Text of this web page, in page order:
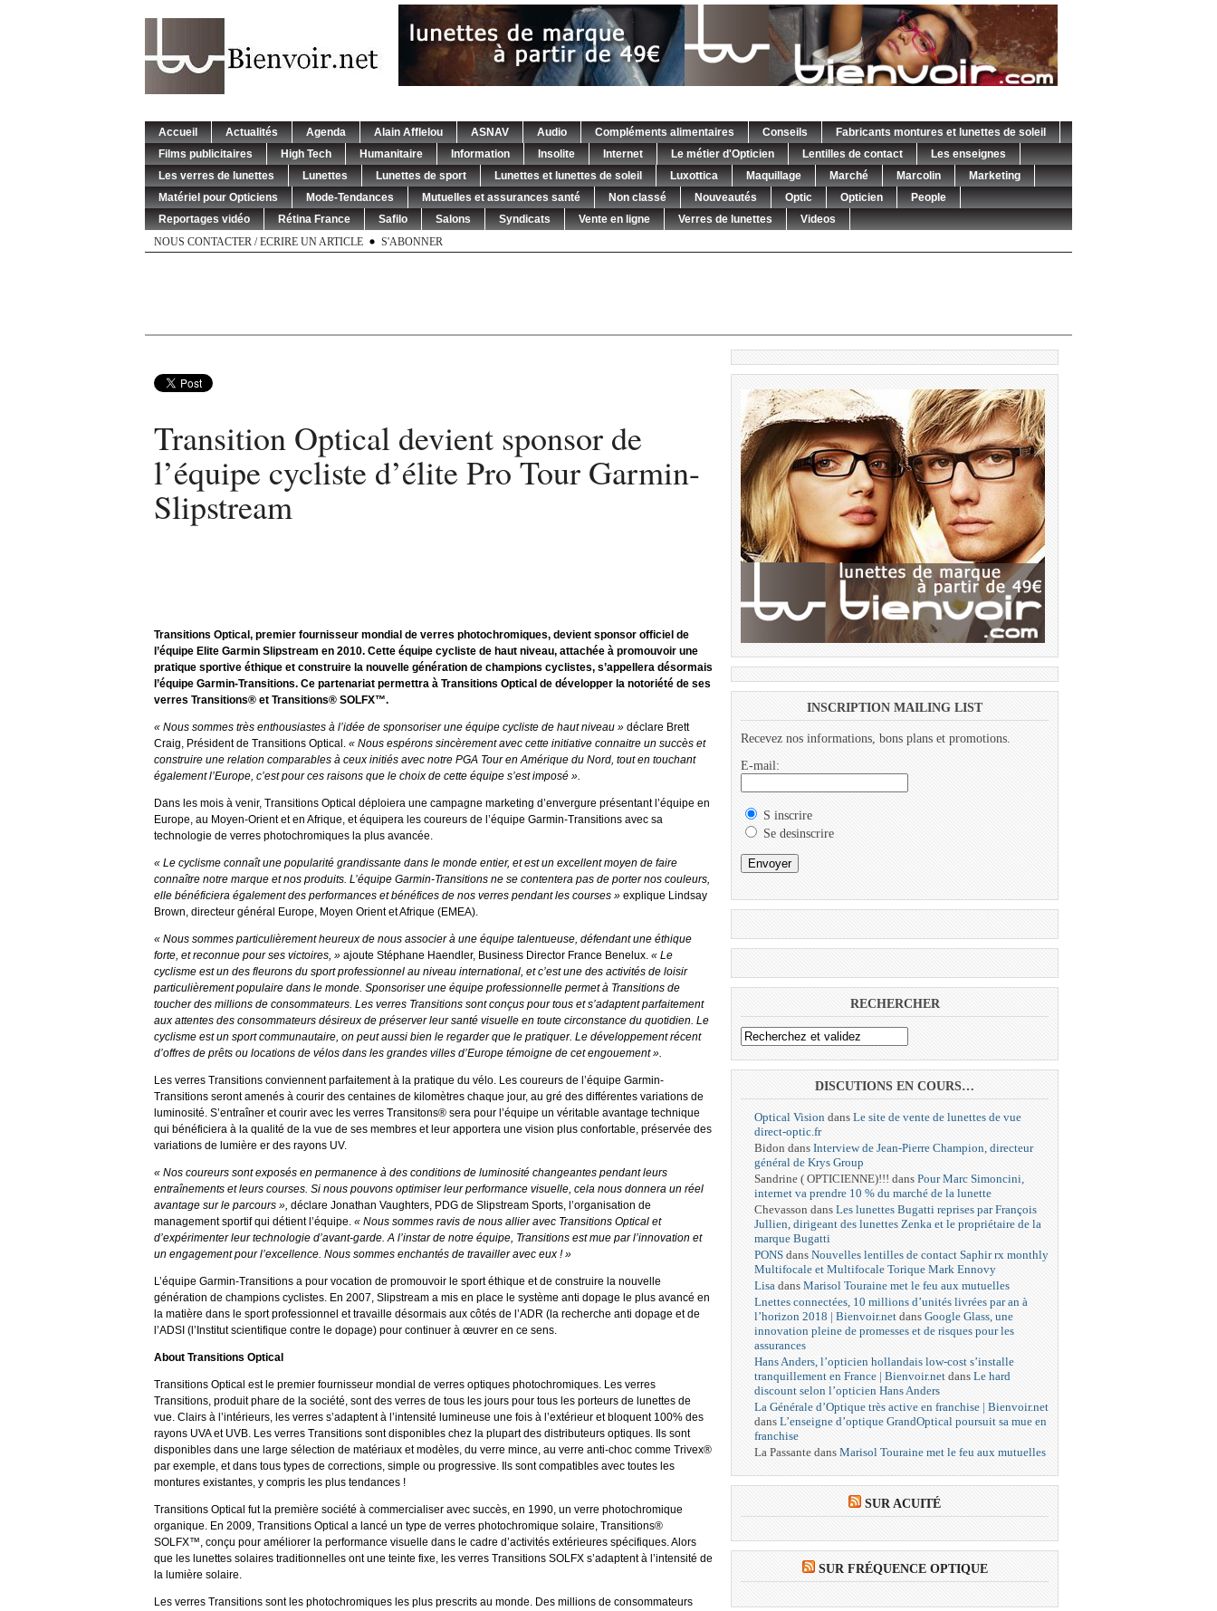
Accueil Actualités Agenda Alain Afflelou ASNAV Audio Compléments alimentaires Conseils
Fabricants montures et lunettes de soleil
Films publicitaires
High Tech Humanitaire Information Insolite Internet Le métier d'Opticien Lentilles de contact
Les enseignes
Les verres de lunettes
Lunettes Lunettes de sport Lunettes et lunettes de soleil Luxottica Maquillage Marché Marcolin
Marketing
Matériel pour Opticiens
Mode-Tendances Mutuelles et assurances santé Non classé Nouveautés Optic Opticien
People
Reportages vidéo
Rétina France Safilo Salons Syndicats Vente en ligne Verres de lunettes
Videos
NOUS CONTACTER / ECRIRE UN ARTICLE
S'ABONNER
Transition Optical devient sponsor de
l’équipe cycliste d’élite Pro Tour Garmin-
Slipstream
Transitions Optical, premier fournisseur mondial de verres photochromiques, devient sponsor officiel de
l’équipe Elite Garmin Slipstream en 2010. Cette équipe cycliste de haut niveau, attachée à promouvoir une
pratique sportive éthique et construire la nouvelle génération de champions cyclistes, s’appellera désormais
l’équipe Garmin-Transitions. Ce partenariat permettra à Transitions Optical de développer la notoriété de ses
verres Transitions® et Transitions® SOLFX™.
« Nous sommes très enthousiastes à l’idée de sponsoriser une équipe cycliste de haut niveau » déclare Brett
Craig, Président de Transitions Optical. « Nous espérons sincèrement avec cette initiative connaitre un succès et
construire une relation comparables à ceux initiés avec notre PGA Tour en Amérique du Nord, tout en touchant
également l’Europe, c’est pour ces raisons que le choix de cette équipe s’est imposé ».
Dans les mois à venir, Transitions Optical déploiera une campagne marketing d’envergure présentant l’équipe en
Europe, au Moyen-Orient et en Afrique, et équipera les coureurs de l’équipe Garmin-Transitions avec sa
technologie de verres photochromiques la plus avancée.
« Le cyclisme connaît une popularité grandissante dans le monde entier, et est un excellent moyen de faire
connaître notre marque et nos produits. L’équipe Garmin-Transitions ne se contentera pas de porter nos couleurs,
elle bénéficiera également des performances et bénéfices de nos verres pendant les courses » explique Lindsay
Brown, directeur général Europe, Moyen Orient et Afrique (EMEA).
« Nous sommes particulièrement heureux de nous associer à une équipe talentueuse, défendant une éthique
forte, et reconnue pour ses victoires, » ajoute Stéphane Haendler, Business Director France Benelux. « Le
cyclisme est un des fleurons du sport professionnel au niveau international, et c’est une des activités de loisir
particulièrement populaire dans le monde. Sponsoriser une équipe professionnelle permet à Transitions de
toucher des millions de consommateurs. Les verres Transitions sont conçus pour tous et s’adaptent parfaitement
aux attentes des consommateurs désireux de préserver leur santé visuelle en toute circonstance du quotidien. Le
cyclisme est un sport communautaire, on peut aussi bien le regarder que le pratiquer. Le développement récent
d’offres de prêts ou locations de vélos dans les grandes villes d’Europe témoigne de cet engouement ».
Les verres Transitions conviennent parfaitement à la pratique du vélo. Les coureurs de l’équipe Garmin-
Transitions seront amenés à courir des centaines de kilomètres chaque jour, au gré des différentes variations de
luminosité. S’entraîner et courir avec les verres Transitons® sera pour l’équipe un véritable avantage technique
qui bénéficiera à la qualité de la vue de ses membres et leur apportera une vision plus confortable, préservée des
variations de lumière er des rayons UV.
« Nos coureurs sont exposés en permanence à des conditions de luminosité changeantes pendant leurs
entraînements et leurs courses. Si nous pouvons optimiser leur performance visuelle, cela nous donnera un réel
avantage sur le parcours », déclare Jonathan Vaughters, PDG de Slipstream Sports, l’organisation de
management sportif qui détient l’équipe. « Nous sommes ravis de nous allier avec Transitions Optical et
d’expérimenter leur technologie d’avant-garde. A l’instar de notre équipe, Transitions est mue par l’innovation et
un engagement pour l’excellence. Nous sommes enchantés de travailler avec eux ! »
L’équipe Garmin-Transitions a pour vocation de promouvoir le sport éthique et de construire la nouvelle
génération de champions cyclistes. En 2007, Slipstream a mis en place le système anti dopage le plus avancé en
la matière dans le sport professionnel et travaille désormais aux côtés de l’ADR (la recherche anti dopage et de
l’ADSI (l’Institut scientifique contre le dopage) pour continuer à œuvrer en ce sens.
About Transitions Optical
Transitions Optical est le premier fournisseur mondial de verres optiques photochromiques. Les verres
Transitions, produit phare de la société, sont des verres de tous les jours pour tous les porteurs de lunettes de
vue. Clairs à l’intérieurs, les verres s’adaptent à l’intensité lumineuse une fois à l’extérieur et bloquent 100% des
rayons UVA et UVB. Les verres Transitions sont disponibles chez la plupart des distributeurs optiques. Ils sont
disponibles dans une large sélection de matériaux et modèles, du verre mince, au verre anti-choc comme Trivex®
par exemple, et dans tous types de corrections, simple ou progressive. Ils sont compatibles avec toutes les
montures existantes, y compris les plus tendances !
Transitions Optical fut la première société à commercialiser avec succès, en 1990, un verre photochromique
organique. En 2009, Transitions Optical a lancé un type de verres photochromique solaire, Transitions®
SOLFX™, conçu pour améliorer la performance visuelle dans le cadre d’activités extérieures spécifiques. Alors
que les lunettes solaires traditionnelles ont une teinte fixe, les verres Transitions SOLFX s’adaptent à l’intensité de
la lumière solaire.
Les verres Transitions sont les photochromiques les plus prescrits au monde. Des millions de consommateurs
INSCRIPTION MAILING LIST
Recevez nos informations, bons plans et promotions.
E-mail:
S inscrire
Se desinscrire
RECHERCHER
DISCUTIONS EN COURS…
Optical Vision dans Le site de vente de lunettes de vue
direct-optic.fr
Bidon dans Interview de Jean-Pierre Champion, directeur
général de Krys Group
Sandrine ( OPTICIENNE)!!! dans Pour Marc Simoncini,
internet va prendre 10 % du marché de la lunette
Chevasson dans Les lunettes Bugatti reprises par François
Jullien, dirigeant des lunettes Zenka et le propriétaire de la
marque Bugatti
PONS dans Nouvelles lentilles de contact Saphir rx monthly
Multifocale et Multifocale Torique Mark Ennovy
Lisa dans Marisol Touraine met le feu aux mutuelles
Lnettes connectées, 10 millions d’unités livrées par an à
l’horizon 2018 | Bienvoir.net dans Google Glass, une
innovation pleine de promesses et de risques pour les
assurances
Hans Anders, l’opticien hollandais low-cost s’installe
tranquillement en France | Bienvoir.net dans Le hard
discount selon l’opticien Hans Anders
La Générale d’Optique très active en franchise | Bienvoir.net
dans L’enseigne d’optique GrandOptical poursuit sa mue en
franchise
La Passante dans Marisol Touraine met le feu aux mutuelles
SUR ACUITÉ
SUR FRÉQUENCE OPTIQUE